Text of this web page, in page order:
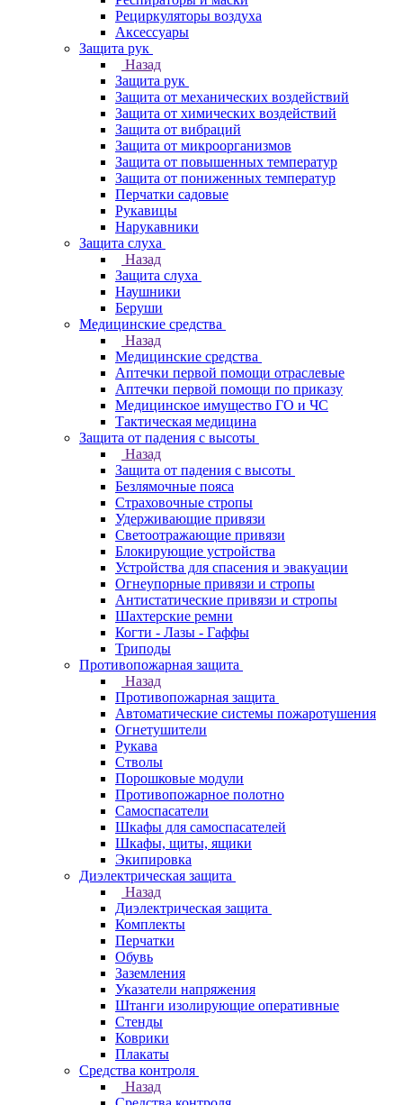
Рециркуляторы воздуха
Аксессуары
Защита рук
Назад
Защита рук
Защита от механических воздействий
Защита от химических воздействий
Защита от вибраций
Защита от микроорганизмов
Защита от повышенных температур
Защита от пониженных температур
Перчатки садовые
Рукавицы
Нарукавники
Защита слуха
Назад
Защита слуха
Наушники
Беруши
Медицинские средства
Назад
Медицинские средства
Аптечки первой помощи отраслевые
Аптечки первой помощи по приказу
Медицинское имущество ГО и ЧС
Тактическая медицина
Защита от падения с высоты
Назад
Защита от падения с высоты
Безлямочные пояса
Страховочные стропы
Удерживающие привязи
Светоотражающие привязи
Блокирующие устройства
Устройства для спасения и эвакуации
Огнеупорные привязи и стропы
Антистатические привязи и стропы
Шахтерские ремни
Когти - Лазы - Гаффы
Триподы
Противопожарная защита
Назад
Противопожарная защита
Автоматические системы пожаротушения
Огнетушители
Рукава
Стволы
Порошковые модули
Противопожарное полотно
Самоспасатели
Шкафы для самоспасателей
Шкафы, щиты, ящики
Экипировка
Диэлектрическая защита
Назад
Диэлектрическая защита
Комплекты
Перчатки
Обувь
Заземления
Указатели напряжения
Штанги изолирующие оперативные
Стенды
Коврики
Плакаты
Средства контроля
Назад